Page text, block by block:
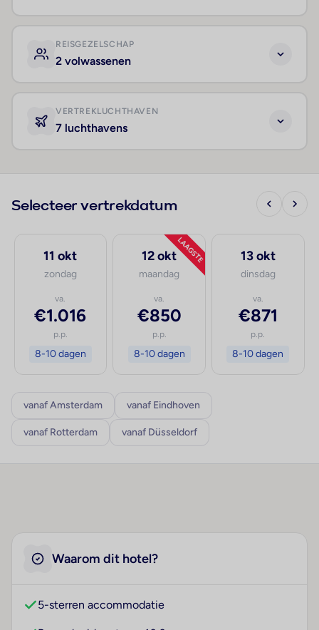
REISGEZELSCHAP
2 volwassenen
VERTREKLUCHTHAVEN
7 luchthavens
Selecteer vertrekdatum
11 okt
zondag
va.
€1.016
p.p.
8-10 dagen
LAAGSTE
12 okt
maandag
va.
€850
p.p.
8-10 dagen
13 okt
dinsdag
va.
€871
p.p.
8-10 dagen
vanaf Amsterdam vanaf Eindhoven
vanaf Rotterdam vanaf Düsseldorf
Waarom dit hotel?
5-sterren accommodatie